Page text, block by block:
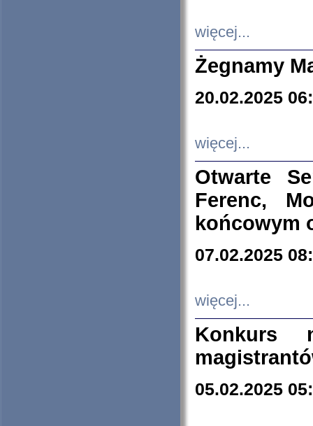
więcej...
Żegnamy
20.02.2025
więcej...
Otwarte
Ferenc,
końcowym
07.02.2025
więcej...
Konkurs
05.02.2025